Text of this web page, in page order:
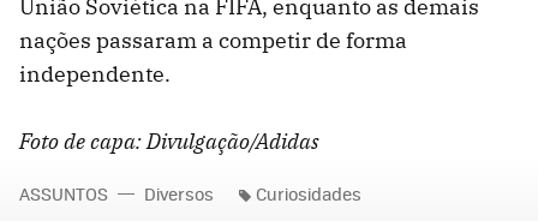
União Soviética na FIFA, enquanto as demais
nações passaram a competir de forma
independente.
Foto de capa: Divulgação/Adidas
ASSUNTOS Diversos Curiosidades